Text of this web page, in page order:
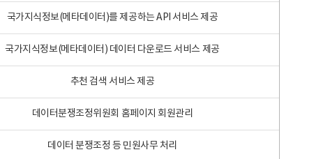
국가지식정보(메타데이터)를 제공하는 API 서비스 제공
국가지식정보(메타데이터) 데이터 다운로드 서비스 제공
추천 검색 서비스 제공
데이터분쟁조정위원회 홈페이지 회원관리
데이터 분쟁조정 등 민원사무 처리